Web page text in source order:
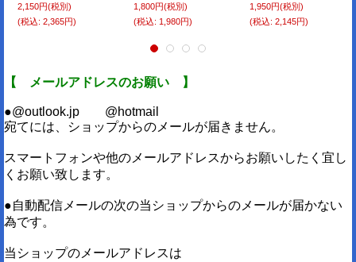
2,150円(税別)
(税込: 2,365円)
1,800円(税別)
(税込: 1,980円)
1,950円(税別)
(税込: 2,145円)
【 メールアドレスのお願い 】
●@outlook.jp @hotmail
宛てには、ショップからのメールが届きません。
スマートフォンや他のメールアドレスからお願いしたく宜し
くお願い致します。
●自動配信メールの次の当ショップからのメールが届かない
為です。
当ショップのメールアドレスは